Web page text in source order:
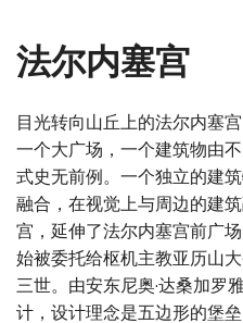
法尔内塞宫
目光转向山丘上的法尔内塞
一个大广场，一个建筑物由
式史无前例。一个独立的建
融合，在视觉上与周边的建
宫，延伸了法尔内塞宫前广
始被委托给枢机主教亚历山
三世。由安东尼奥·达桑加罗
计，设计理念是五边形的堡